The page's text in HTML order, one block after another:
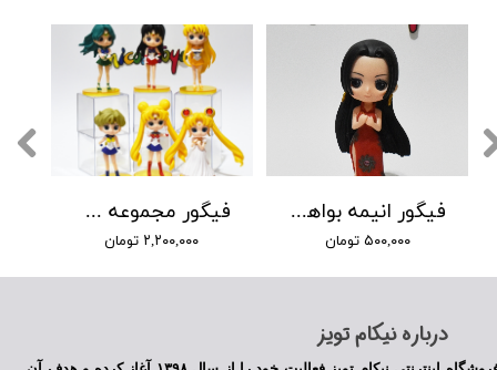
فیگور مجموعه سیلورمون
۲,۲۰۰,۰۰۰ تومان
فیگور انیمه بواهانگوک
۵۰۰,۰۰۰ تومان
​درباره نیکام تویز